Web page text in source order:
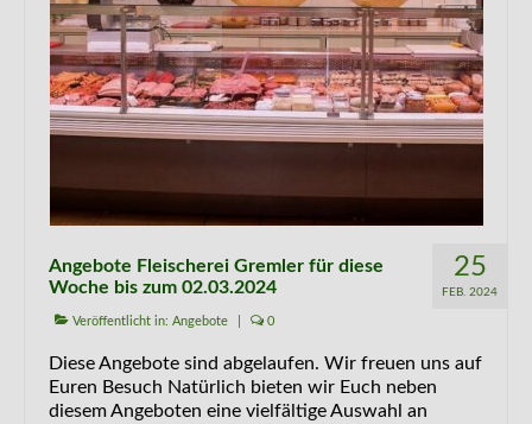
25
FEB. 2024
Angebote Fleischerei Gremler für diese
Woche bis zum 02.03.2024
Veröffentlicht in: Angebote 0
Diese Angebote sind abgelaufen. Wir freuen uns auf
Euren Besuch Natürlich bieten wir Euch neben
diesem Angeboten eine vielfältige Auswahl an